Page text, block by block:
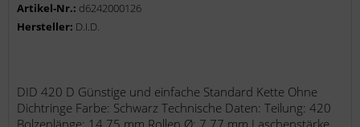
Artikel-Nr.: d6242000126
Hersteller: D.I.D.
DID 420 D Günstige und einfache Standard Kette Ohne
Dichtringe Farbe: Schwarz Technische Daten: Teilung: 420